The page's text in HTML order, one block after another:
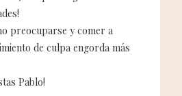
preocuparse y comer a
de culpa engorda más
Pablo!